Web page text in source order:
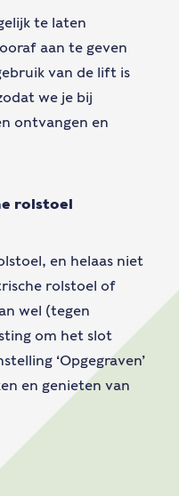
te laten
aan te geven
van de lift is
we je bij
ontvangen en
rolstoel
en helaas niet
rolstoel of
wel (tegen
om het slot
‘Opgegraven’
en genieten van